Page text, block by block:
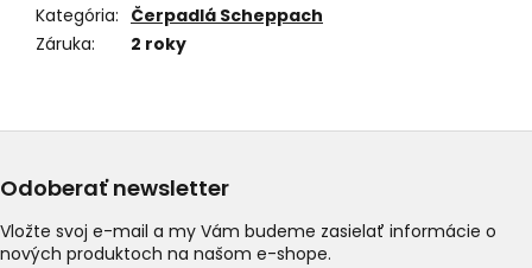
Kategória: Čerpadlá Scheppach
Záruka: 2 roky
Odoberať newsletter
Vložte svoj e-mail a my Vám budeme zasielať informácie o
nových produktoch na našom e-shope.